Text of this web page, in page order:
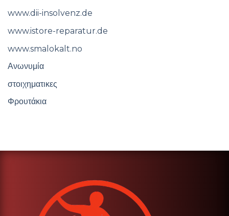
www.dii-insolvenz.de
www.istore-reparatur.de
www.smalokalt.no
Ανωνυμία
στοιχηματικες
Φρουτάκια